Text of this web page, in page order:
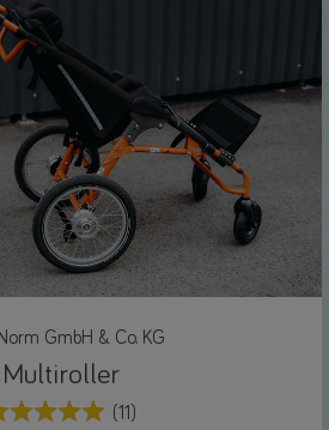
GmbH & Co. KG
Multiroller
(11)